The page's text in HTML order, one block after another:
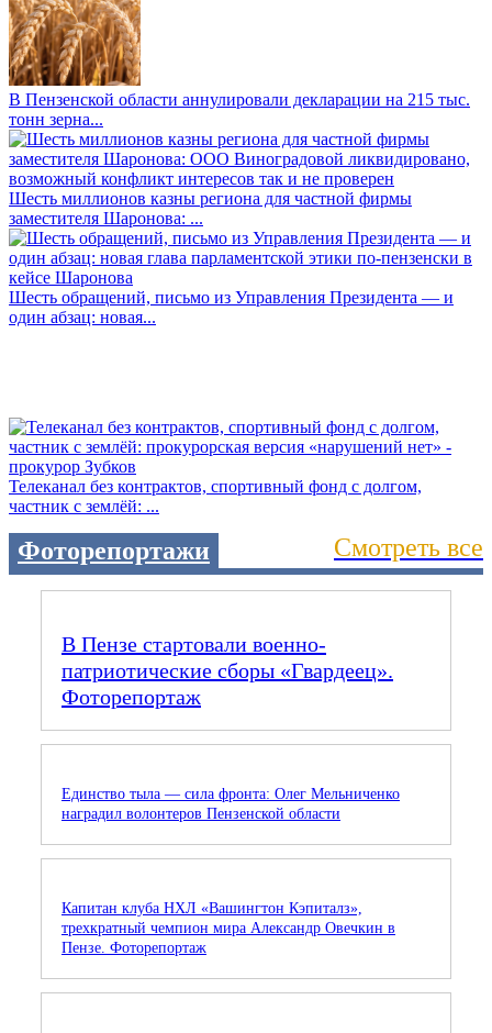
В Пензенской области аннулировали декларации на 215 тыс.
тонн зерна...
Шесть миллионов казны региона для частной фирмы
заместителя Шаронова: ...
Шесть обращений, письмо из Управления Президента — и
один абзац: новая...
Телеканал без контрактов, спортивный фонд с долгом,
частник с землёй: ...
Фоторепортажи Смотреть все
В Пензе стартовали военно-
патриотические сборы «Гвардеец».
Фоторепортаж
Единство тыла — сила фронта: Олег Мельниченко
наградил волонтеров Пензенской области
Капитан клуба НХЛ «Вашингтон Кэпиталз»,
трехкратный чемпион мира Александр Овечкин в
Пензе. Фоторепортаж